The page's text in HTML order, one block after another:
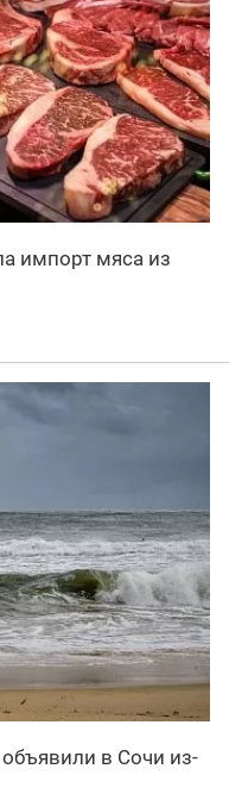
импорт мяса из
в Сочи из-